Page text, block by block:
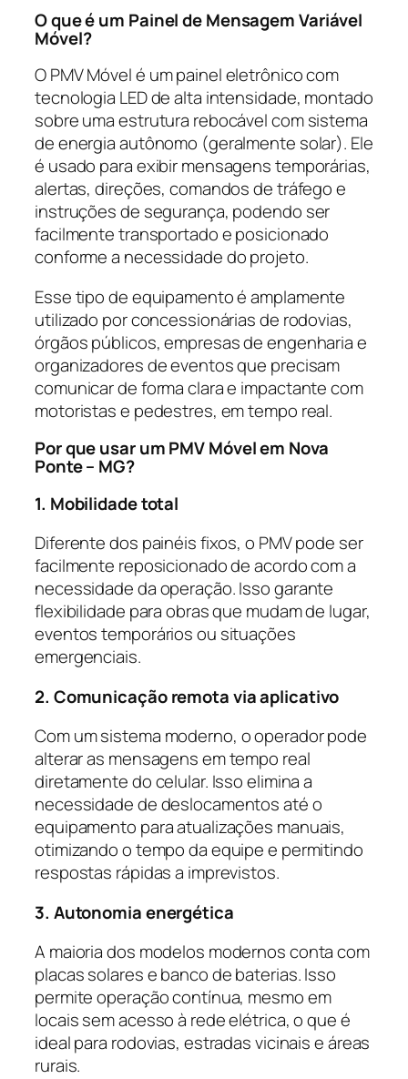
O que é um Painel de Mensagem Variável
Móvel?
O PMV Móvel é um painel eletrônico com
tecnologia LED de alta intensidade, montado
sobre uma estrutura rebocável com sistema
de energia autônomo (geralmente solar). Ele
é usado para exibir mensagens temporárias,
alertas, direções, comandos de tráfego e
instruções de segurança, podendo ser
facilmente transportado e posicionado
conforme a necessidade do projeto.
Esse tipo de equipamento é amplamente
utilizado por concessionárias de rodovias,
órgãos públicos, empresas de engenharia e
organizadores de eventos que precisam
comunicar de forma clara e impactante com
motoristas e pedestres, em tempo real.
Por que usar um PMV Móvel em Nova
Ponte – MG?
1. Mobilidade total
Diferente dos painéis fixos, o PMV pode ser
facilmente reposicionado de acordo com a
necessidade da operação. Isso garante
flexibilidade para obras que mudam de lugar,
eventos temporários ou situações
emergenciais.
2. Comunicação remota via aplicativo
Com um sistema moderno, o operador pode
alterar as mensagens em tempo real
diretamente do celular. Isso elimina a
necessidade de deslocamentos até o
equipamento para atualizações manuais,
otimizando o tempo da equipe e permitindo
respostas rápidas a imprevistos.
3. Autonomia energética
A maioria dos modelos modernos conta com
placas solares e banco de baterias. Isso
permite operação contínua, mesmo em
locais sem acesso à rede elétrica, o que é
ideal para rodovias, estradas vicinais e áreas
rurais.